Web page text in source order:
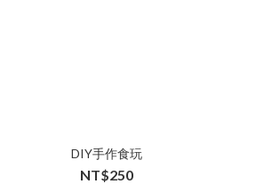
DIY手作食玩
NT$250